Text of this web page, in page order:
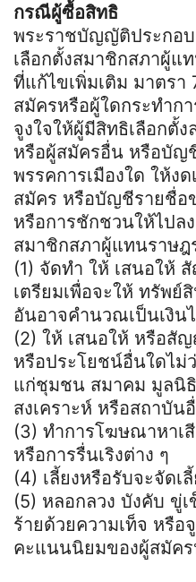
กรณีผู้ซื้อสิทธิ
พระราชบัญญัติประกอ
เลือกตั้งสมาชิกสภาผู้แ
ที่แก้ไขเพิ่มเติม มาตร
สมัครหรือผู้ใดกระทำก
จูงใจให้ผู้มีสิทธิเลือกตั้
หรือผู้สมัครอื่น หรือบัญ
พรรคการเมืองใด ให้ง
สมัคร หรือบัญชีรายชื่อ
หรือการชักชวนให้ไปล
สมาชิกสภาผู้แทนราษฎ
(1) จัดทำ ให้ เสนอให้
เตรียมเพื่อจะให้ ทรัพ
อันอาจคำนวณเป็นเงิน
(2) ให้ เสนอให้ หรือสั
หรือประโยชน์อื่นใดไม่
แก่ชุมชน สมาคม มูลนิ
สงเคราะห์ หรือสถาบัน
(3) ทำการโฆษณาหาเ
หรือการรื่นเริงต่าง ๆ
(4) เลี้ยงหรือรับจะจัดเ
(5) หลอกลวง บังคับ ขู่
ร้ายด้วยความเท็จ หรือ
คะแนนนิยมของผู้สมัคร